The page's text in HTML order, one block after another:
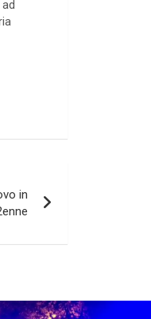
in